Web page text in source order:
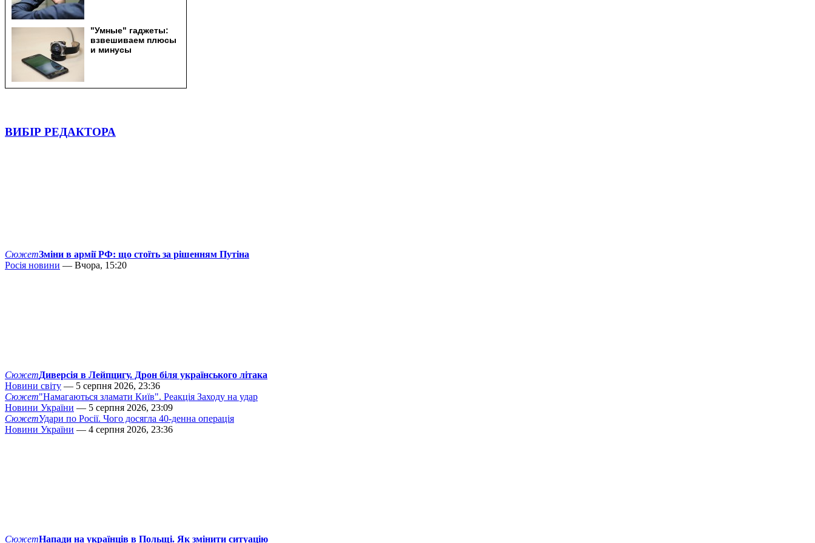
ВИБІР РЕДАКТОРА
СюжетЗміни в армії РФ: що стоїть за рішенням Путіна
Росія новини — Вчора, 15:20
СюжетДиверсія в Лейпцигу. Дрон біля українського літака
Новини світу — 5 серпня 2026, 23:36
Сюжет"Намагаються зламати Київ". Реакція Заходу на удар
Новини України — 5 серпня 2026, 23:09
СюжетУдари по Росії. Чого досягла 40-денна операція
Новини України — 4 серпня 2026, 23:36
СюжетНапади на українців в Польщі. Як змінити ситуацію